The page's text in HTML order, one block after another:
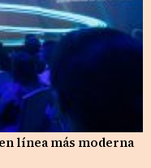
línea más moderna